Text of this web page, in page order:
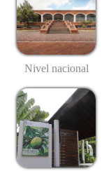
Nivel nacional